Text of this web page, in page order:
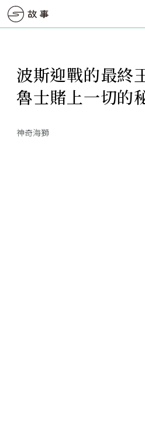
波斯迎戰的最終
魯士賭上一切的
神奇海獅